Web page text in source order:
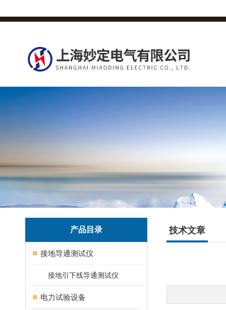
产品目录
接地导通测试仪
接地引下线导通测试仪
电力试验设备
技术文章